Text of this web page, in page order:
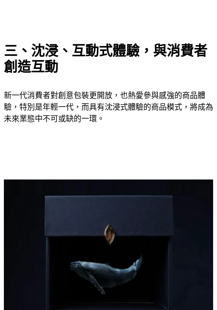
三、沈浸、互動式體驗，與消費者
創造互動
新一代消費者對創意包裝更開放，也熱愛參與感強的商品體
驗，特別是年輕一代，而具有沈浸式體驗的商品模式，將成為
未來業態中不可或缺的一環。